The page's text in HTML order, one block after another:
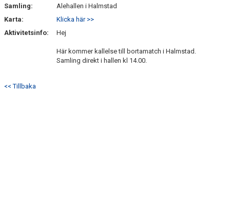
MATCHER
Samling:
Alehallen i Halmstad
Karta:
Klicka här >>
Aktivitetsinfo:
Hej
Här kommer kallelse till bortamatch i Halmstad.
Samling direkt i hallen kl 14.00.
<< Tillbaka